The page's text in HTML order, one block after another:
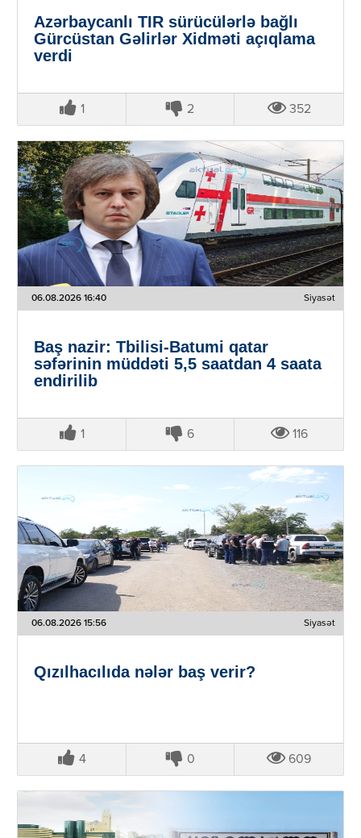
Azərbaycanlı TIR sürücülərlə bağlı
Gürcüstan Gəlirlər Xidməti açıqlama
verdi
1 2 352
06.08.2026 16:40 Siyasət
Baş nazir: Tbilisi-Batumi qatar
səfərinin müddəti 5,5 saatdan 4 saata
endirilib
1 6 116
06.08.2026 15:56 Siyasət
Qızılhacılıda nələr baş verir?
4 0 609